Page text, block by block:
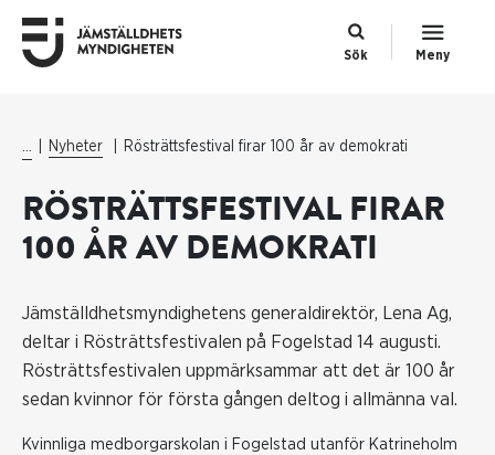
Sök Meny
... Nyheter Rösträttsfestival firar 100 år av demokrati
RÖSTRÄTTSFESTIVAL FIRAR
100 ÅR AV DEMOKRATI
Jämställdhetsmyndighetens generaldirektör, Lena Ag,
deltar i Rösträttsfestivalen på Fogelstad 14 augusti.
Rösträttsfestivalen uppmärksammar att det är 100 år
sedan kvinnor för första gången deltog i allmänna val.
Kvinnliga medborgarskolan i Fogelstad utanför Katrineholm